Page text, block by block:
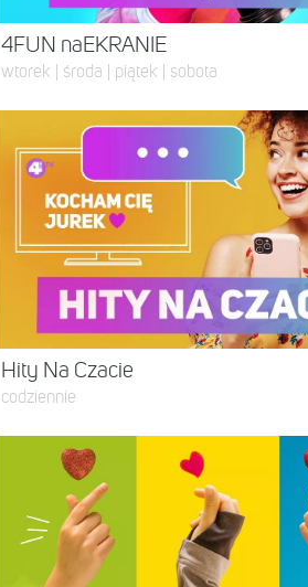
4FUN naEKRANIE
wtorek | środa | piątek | sobota
Hity Na Czacie
codziennie